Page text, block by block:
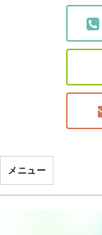
メニュー